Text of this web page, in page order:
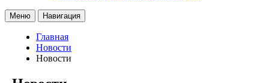
Меню Навигация
Главная
Новости
Новости